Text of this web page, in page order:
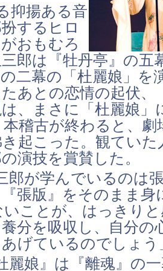
抑揚ある音
するヒロ
おもむろ
郎は『牡丹亭』の五
二幕の「杜麗娘」を
あとの恋情の起伏、
、まさに「杜麗娘」
稽古が終わると、劇
起こった。観てい
演技を賞賛した。
郎が学んでいるのは
張版』をそのまま
ことが、はっきり
分を吸収し、自分の
げているのでしょう
麗娘』は『離魂』の